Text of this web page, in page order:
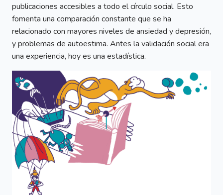
publicaciones accesibles a todo el círculo social. Esto
fomenta una comparación constante que se ha
relacionado con mayores niveles de ansiedad y depresión,
y problemas de autoestima. Antes la validación social era
una experiencia, hoy es una estadística.